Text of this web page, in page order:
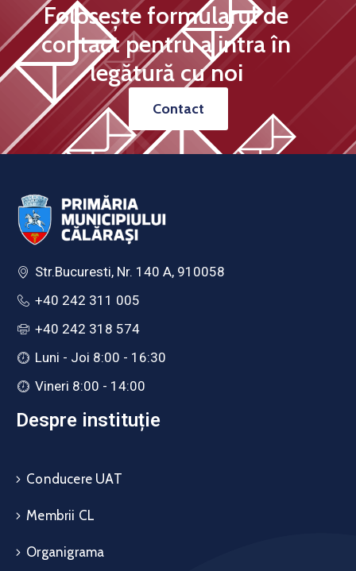
Folosește formularul de
contact pentru a intra în
legătură cu noi
Contact
Str.Bucuresti, Nr. 140 A, 910058
+40 242 311 005
+40 242 318 574
Luni - Joi 8:00 - 16:30
Vineri 8:00 - 14:00
Despre instituție
Conducere UAT
Membrii CL
Organigrama